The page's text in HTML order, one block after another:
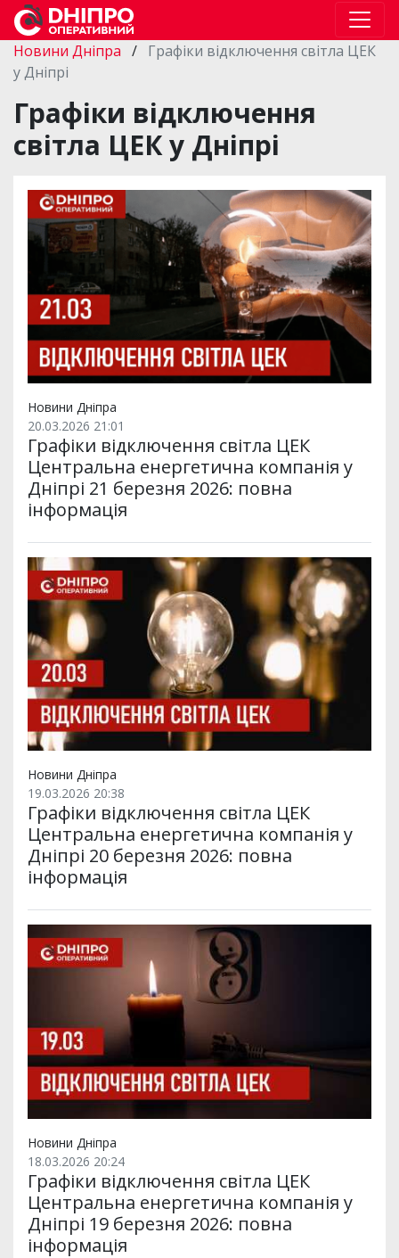
Новини Дніпра / Графіки відключення світла ЦЕК
у Дніпрі
Графіки відключення
світла ЦЕК у Дніпрі
Новини Дніпра
20.03.2026 21:01
Графіки відключення світла ЦЕК
Центральна енергетична компанія у
Дніпрі 21 березня 2026: повна
інформація
Новини Дніпра
19.03.2026 20:38
Графіки відключення світла ЦЕК
Центральна енергетична компанія у
Дніпрі 20 березня 2026: повна
інформація
Новини Дніпра
18.03.2026 20:24
Графіки відключення світла ЦЕК
Центральна енергетична компанія у
Дніпрі 19 березня 2026: повна
інформація